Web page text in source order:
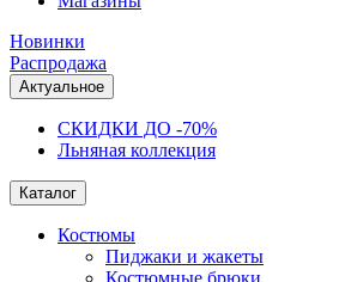
Новинки
Распродажа
Актуальное
СКИДКИ ДО -70%
Льняная коллекция
Каталог
Костюмы
Пиджаки и жакеты
Костюмные брюки